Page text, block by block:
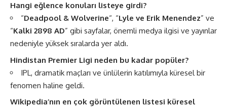
Hangi eğlence konuları listeye girdi?
“Deadpool & Wolverine“, “Lyle ve Erik Menendez” ve
“Kalki 2898 AD” gibi sayfalar, önemli medya ilgisi ve yayınlar
nedeniyle yüksek sıralarda yer aldı​​.
Hindistan Premier Ligi neden bu kadar popüler?
IPL, dramatik maçları ve ünlülerin katılımıyla küresel bir
fenomen haline geldi​​.
Wikipedia’nın en çok görüntülenen listesi küresel